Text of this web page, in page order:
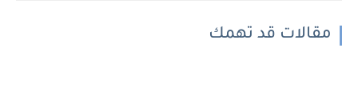
مقالات قد تهمك